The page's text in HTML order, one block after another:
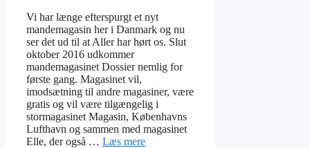
Vi har længe efterspurgt et nyt
mandemagasin her i Danmark og nu
ser det ud til at Aller har hørt os. Slut
oktober 2016 udkommer
mandemagasinet Dossier nemlig for
første gang. Magasinet vil,
imodsætning til andre magasiner, være
gratis og vil være tilgængelig i
stormagasinet Magasin, Københavns
Lufthavn og sammen med magasinet
Elle, der også … Læs mere